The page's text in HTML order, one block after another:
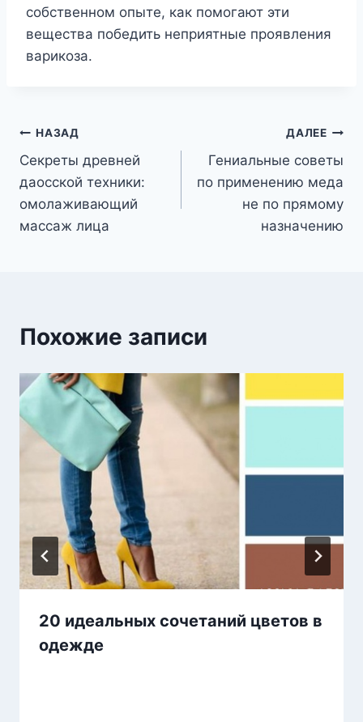
собственном опыте, как помогают эти
вещества победить неприятные проявления
варикоза.
Навигация
по
записям
НАЗАД
Секреты древней
даосской техники:
омолаживающий
массаж лица
ДАЛЕЕ
Гениальные советы
по применению меда
не по прямому
назначению
Похожие записи
20 идеальных сочетаний цветов в
одежде